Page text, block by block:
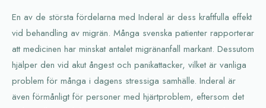
En av de största fördelarna med Inderal är dess kraftfulla effekt
vid behandling av migrän. Många svenska patienter rapporterar
att medicinen har minskat antalet migränanfall markant. Dessutom
hjälper den vid akut ångest och panikattacker, vilket är vanliga
problem för många i dagens stressiga samhälle. Inderal är
även förmånligt för personer med hjärtproblem, eftersom det